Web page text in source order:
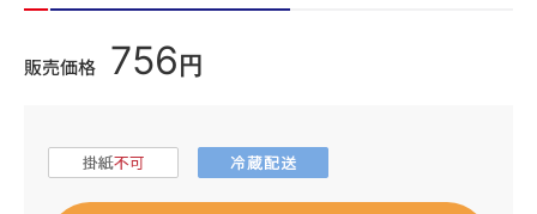
販売価格 756 円